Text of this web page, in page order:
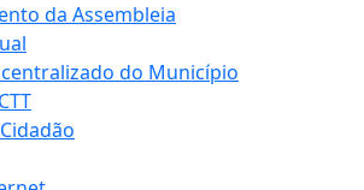
da Assembleia
do Município